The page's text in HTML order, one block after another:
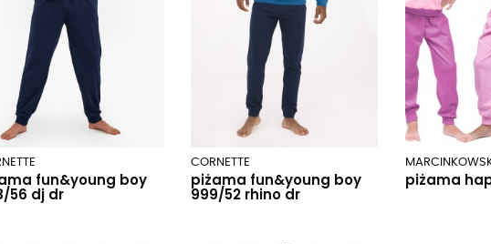
fun&young boy
56 dj dr
CORNETTE
piżama fun&young boy
999/52 rhino dr
piżama